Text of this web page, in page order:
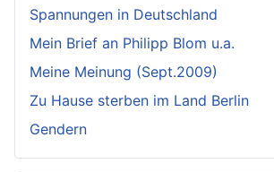
Spannungen in Deutschland
Mein Brief an Philipp Blom u.a.
Meine Meinung (Sept.2009)
Zu Hause sterben im Land Berlin
Gendern